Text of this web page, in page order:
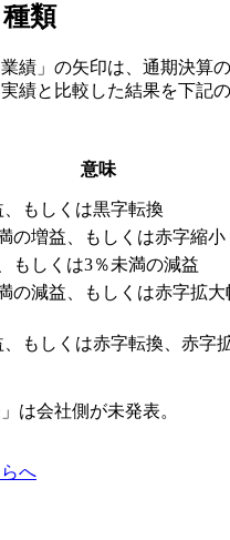
類
績」の矢印は、通期決算
績と比較した結果を下記
意味
もしくは黒字転換
の増益、もしくは赤字縮小
もしくは3％未満の減益
の減益、もしくは赤字拡大
、もしくは赤字転換、赤字
は会社側が未発表。
へ